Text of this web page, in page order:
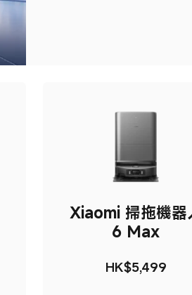
Xiaomi 掃拖機器
6 Max
HK$5,499
現價